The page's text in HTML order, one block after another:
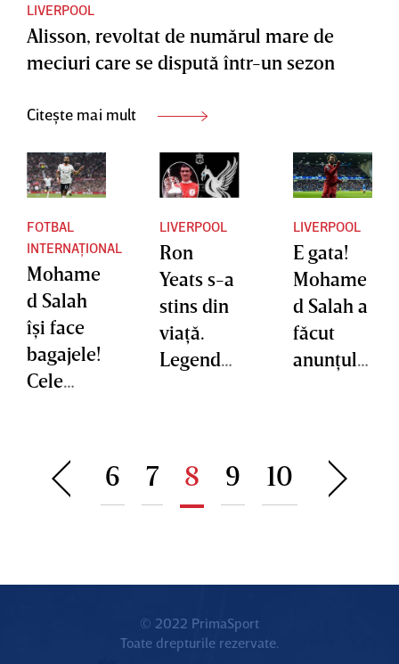
LIVERPOOL
Alisson, revoltat de numărul mare de
meciuri care se dispută într-un sezon
Citește mai mult
FOTBAL
INTERNAȚIONAL
Mohame
d Salah
îşi face
bagajele!
Cele
interesat
e de
fotbalistu
LIVERPOOL
Ron
Yeats s-a
stins din
viaţă.
Legendar
Liverpoo
l a murit
LIVERPOOL
E gata!
Mohame
d Salah a
făcut
anunţul
Liverpoo
6 7 8 9 10
© 2022 PrimaSport
Toate drepturile rezervate.